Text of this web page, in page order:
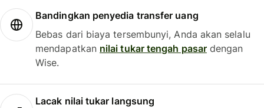
Bandingkan penyedia transfer uang
Bebas dari biaya tersembunyi, Anda akan selalu
mendapatkan nilai tukar tengah pasardengan
Wise.
Lacak nilai tukar langsung